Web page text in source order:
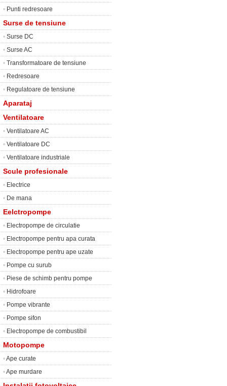
• Punti redresoare
Surse de tensiune
• Surse DC
• Surse AC
• Transformatoare de tensiune
• Redresoare
• Regulatoare de tensiune
Aparataj
Ventilatoare
• Ventilatoare AC
• Ventilatoare DC
• Ventilatoare industriale
Scule profesionale
• Electrice
• De mana
Eelctropompe
• Electropompe de circulatie
• Electropompe pentru apa curata
• Electropompe pentru ape uzate
• Pompe cu surub
• Piese de schimb pentru pompe
• Hidrofoare
• Pompe vibrante
• Pompe sifon
• Electropompe de combustibil
Motopompe
•Ape curate
•Ape murdare